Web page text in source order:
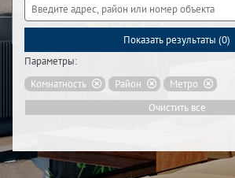
Показать результаты (0)
Параметры:
Комнатность
Район
Метро
Очистить все